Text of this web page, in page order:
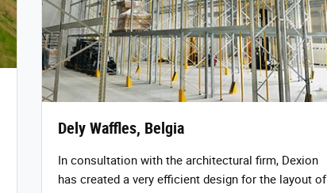
Dely Waffles, Belgia
In consultation with the architectural firm, Dexion
has created a very efficient design for the layout of